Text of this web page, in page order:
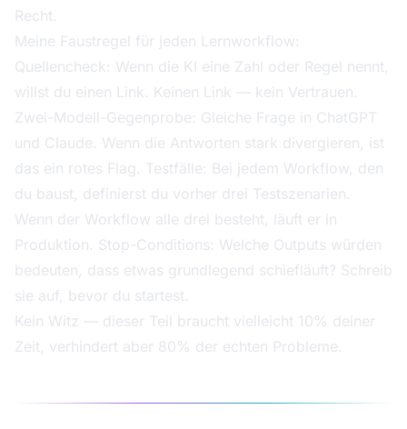
Recht.
Meine Faustregel für jeden Lernworkflow:
Quellencheck: Wenn die KI eine Zahl oder Regel nennt,
willst du einen Link. Keinen Link — kein Vertrauen.
Zwei-Modell-Gegenprobe: Gleiche Frage in ChatGPT
und Claude. Wenn die Antworten stark divergieren, ist
das ein rotes Flag. Testfälle: Bei jedem Workflow, den
du baust, definierst du vorher drei Testszenarien.
Wenn der Workflow alle drei besteht, läuft er in
Produktion. Stop-Conditions: Welche Outputs würden
bedeuten, dass etwas grundlegend schiefläuft? Schreib
sie auf, bevor du startest.
Kein Witz — dieser Teil braucht vielleicht 10% deiner
Zeit, verhindert aber 80% der echten Probleme.